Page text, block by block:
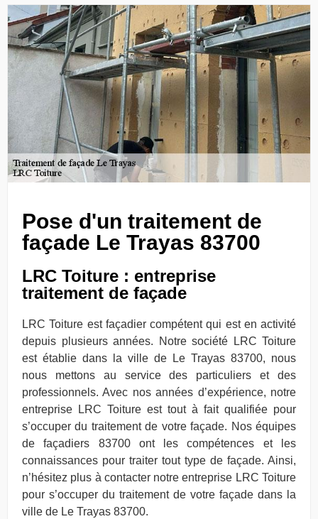
Pose d'un traitement de
façade Le Trayas 83700
LRC Toiture : entreprise
traitement de façade
LRC Toiture est façadier compétent qui est en activité
depuis plusieurs années. Notre société LRC Toiture
est établie dans la ville de Le Trayas 83700, nous
nous mettons au service des particuliers et des
professionnels. Avec nos années d’expérience, notre
entreprise LRC Toiture est tout à fait qualifiée pour
s’occuper du traitement de votre façade. Nos équipes
de façadiers 83700 ont les compétences et les
connaissances pour traiter tout type de façade. Ainsi,
n’hésitez plus à contacter notre entreprise LRC Toiture
pour s’occuper du traitement de votre façade dans la
ville de Le Trayas 83700.